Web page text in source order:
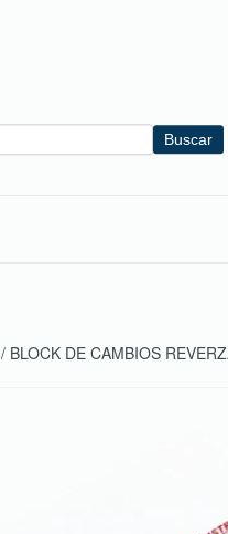
Buscar
/ BLOCK DE CAMBIOS